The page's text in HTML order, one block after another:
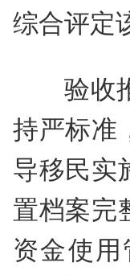
综合评定
验收
持严标准
导移民实
置档案完
资金使